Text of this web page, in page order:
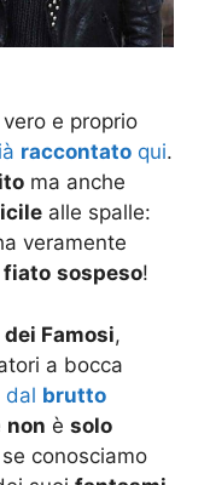
e proprio
raccontato qui.
ma anche
alle spalle:
veramente
fiato sospeso!
dei Famosi,
a bocca
dal brutto
non è solo
conosciamo